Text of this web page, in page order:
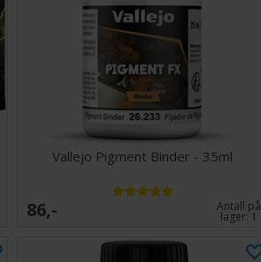
Vallejo Pigment Binder - 35ml
86,- Antall på
lager:1